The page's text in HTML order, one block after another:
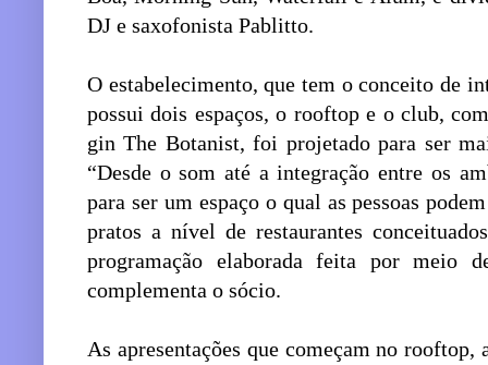
DJ e saxofonista Pablitto.
O estabelecimento, que tem o conceito de
possui dois espaços, o rooftop e o club,
gin The Botanist, foi projetado para ser
“Desde o som até a integração entre os
para ser um espaço o qual as pessoas
pratos a nível de restaurantes
programação elaborada feita por meio
complementa o sócio.
As apresentações que começam no